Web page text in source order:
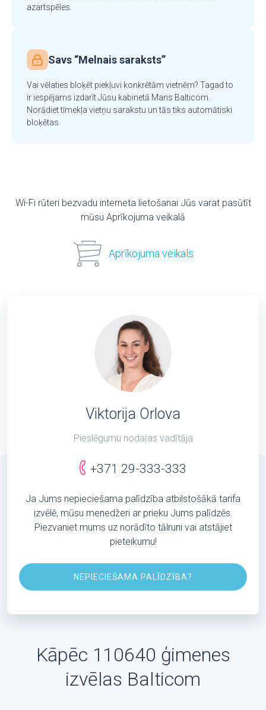
azartspēles.
Savs “Melnais saraksts”
Vai vēlaties bloķēt piekļuvi konkrētām vietnēm? Tagad to
ir iespējams izdarīt Jūsu kabinetā Mans Balticom.
Norādiet tīmekļa vietņu sarakstu un tās tiks automātiski
bloķētas.
Wi-Fi rūteri bezvadu interneta lietošanai Jūs varat pasūtīt
mūsu Aprīkojuma veikalā
Aprīkojuma veikals
Viktorija Orlova
Pieslēgumu nodaļas vadītāja
+371 29-333-333
Ja Jums nepieciešama palīdzība atbilstošākā tarifa
izvēlē, mūsu menedžeri ar prieku Jums palīdzēs.
Piezvaniet mums uz norādīto tālruni vai atstājiet
pieteikumu!
NEPIECIEŠAMA PALĪDZĪBA?
Kāpēc 110640 ģimenes
izvēlas Balticom